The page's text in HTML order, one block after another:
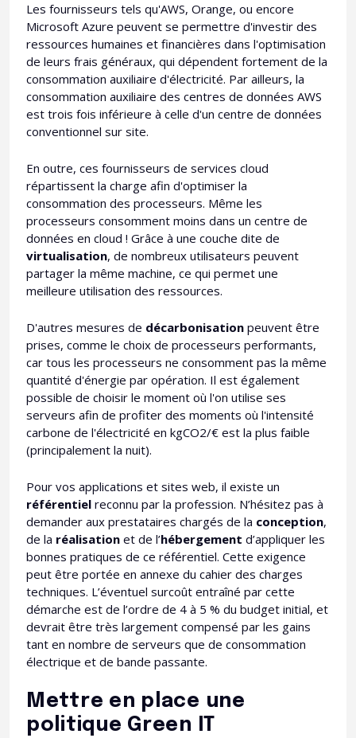
Les fournisseurs tels qu'AWS, Orange, ou encore
Microsoft Azure peuvent se permettre d'investir des
ressources humaines et financières dans l'optimisation
de leurs frais généraux, qui dépendent fortement de la
consommation auxiliaire d'électricité. Par ailleurs, la
consommation auxiliaire des centres de données AWS
est trois fois inférieure à celle d'un centre de données
conventionnel sur site.
En outre, ces fournisseurs de services cloud
répartissent la charge afin d'optimiser la
consommation des processeurs. Même les
processeurs consomment moins dans un centre de
données en cloud ! Grâce à une couche dite de
virtualisation, de nombreux utilisateurs peuvent
partager la même machine, ce qui permet une
meilleure utilisation des ressources.
D'autres mesures de décarbonisation peuvent être
prises, comme le choix de processeurs performants,
car tous les processeurs ne consomment pas la même
quantité d'énergie par opération. Il est également
possible de choisir le moment où l'on utilise ses
serveurs afin de profiter des moments où l'intensité
carbone de l'électricité en kgCO2/€ est la plus faible
(principalement la nuit).
Pour vos applications et sites web, il existe un
référentiel reconnu par la profession. N’hésitez pas à
demander aux prestataires chargés de la conception,
de la réalisation et de l’hébergement d’appliquer les
bonnes pratiques de ce référentiel. Cette exigence
peut être portée en annexe du cahier des charges
techniques. L’éventuel surcoût entraîné par cette
démarche est de l’ordre de 4 à 5 % du budget initial, et
devrait être très largement compensé par les gains
tant en nombre de serveurs que de consommation
électrique et de bande passante.
Mettre en place une
politique Green IT